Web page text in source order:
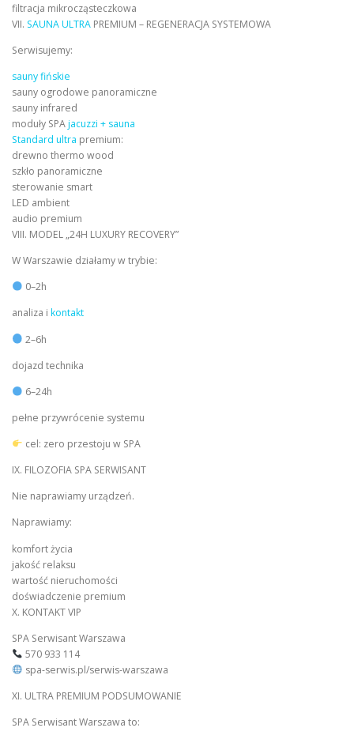
filtracja mikrocząsteczkowa
VII. SAUNA ULTRA PREMIUM – REGENERACJA SYSTEMOWA
Serwisujemy:
sauny fińskie
sauny ogrodowe panoramiczne
sauny infrared
moduły SPAjacuzzi + sauna
Standard ultra premium:
drewno thermo wood
szkło panoramiczne
sterowanie smart
LED ambient
audio premium
VIII. MODEL „24H LUXURY RECOVERY”
W Warszawie działamy w trybie:
0–2h
analiza i kontakt
2–6h
dojazd technika
6–24h
pełne przywrócenie systemu
cel: zero przestoju w SPA
IX. FILOZOFIA SPA SERWISANT
Nie naprawiamy urządzeń.
Naprawiamy:
komfort życia
jakość relaksu
wartość nieruchomości
doświadczenie premium
X. KONTAKT VIP
SPA Serwisant Warszawa
570 933 114
spa-serwis.pl/serwis-warszawa
XI. ULTRA PREMIUM PODSUMOWANIE
SPA Serwisant Warszawa to: